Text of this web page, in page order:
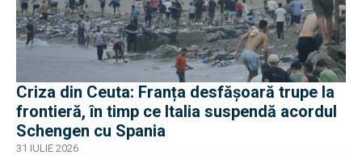
Criza din Ceuta: Franța desfășoară trupe la
frontieră, în timp ce Italia suspendă acordul
Schengen cu Spania
31 IULIE 2026